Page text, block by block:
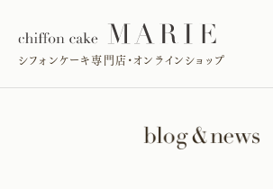
シフォンケーキ専門店・オンラインショップ